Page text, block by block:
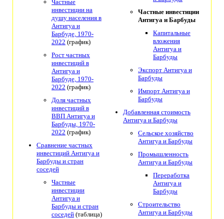
Частные
инвестиции на
душу населения в
Антигуа и
Барбуде, 1970-
2022 (график)
Рост частных
инвестиций в
Антигуа и
Барбуде, 1970-
2022 (график)
Доля частных
инвестиций в
ВВП Антигуа и
Барбуды, 1970-
2022 (график)
Сравнение частных
инвестиций Антигуа и
Барбуды и стран
соседей
Частные
инвестиции
Антигуа и
Барбуды и стран
соседей (таблица)
Частные инвестиции
Антигуа и Барбуды
Капитальные
вложения
Антигуа и
Барбуды
Экспорт Антигуа и
Барбуды
Импорт Антигуа и
Барбуды
Добавленная стоимость
Антигуа и Барбуды
Сельское хозяйство
Антигуа и Барбуды
Промышленность
Антигуа и Барбуды
Переработка
Антигуа и
Барбуды
Строительство
Антигуа и Барбуды